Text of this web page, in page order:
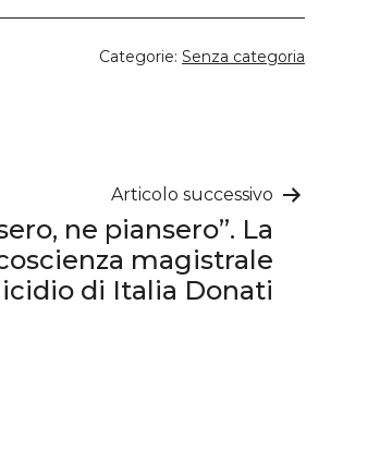
Categorie: Senza categoria
Articolo successivo
ne piansero”. La
magistrale
di Italia Donati